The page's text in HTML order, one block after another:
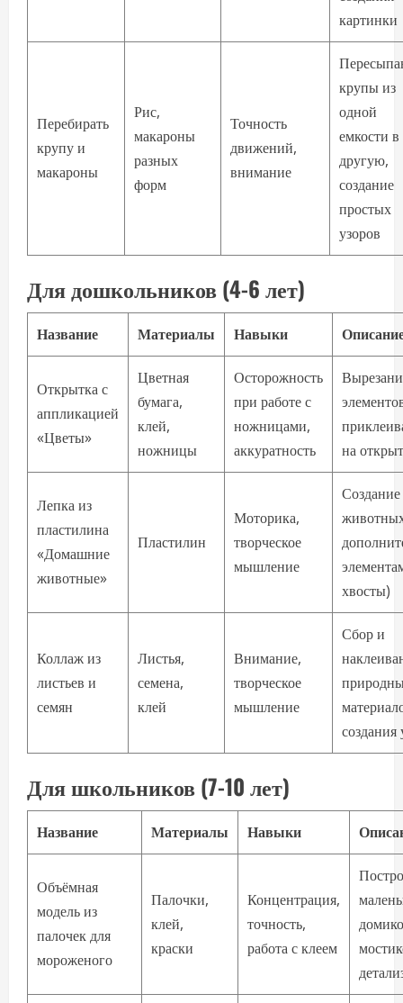
картинки
Перебирать
крупу и
макароны
Рис,
макароны
разных
форм
Точность
движений,
внимание
крупы из
одной
емкости в
другую,
создание
простых
узоров
Для дошкольников (4-6 лет)
Название Материалы Навыки
Открытка с
аппликацией
«Цветы»
Цветная
бумага,
клей,
ножницы
Осторожность
при работе с
ножницами,
аккуратность
на
Лепка из
пластилина
«Домашние
животные»
Пластилин
Моторика,
творческое
мышление
хвосты)
Коллаж из
листьев и
семян
Листья,
семена,
клей
Внимание,
творческое
мышление
Сбор и
создания
Для школьников (7-10 лет)
Название Материалы Навыки
Объёмная
модель из
палочек для
мороженого
Палочки,
клей,
краски
Концентрация,
точность,
работа с клеем